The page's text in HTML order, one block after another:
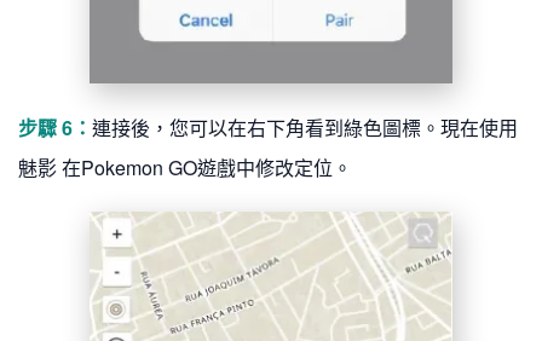
步驟 6： 連接後，您可以在右下角看到綠色圖標。現在使用
魅影 在Pokemon GO遊戲中修改定位。